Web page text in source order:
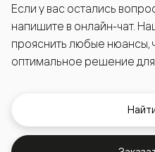
Если у вас остались
напишите в онлайн-чат.
прояснить любые нюансы,
оптимальное решение